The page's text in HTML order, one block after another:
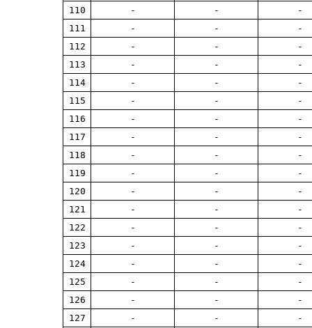
110
- -
-
111
- -
-
112
- -
-
113
- -
-
114
- -
-
115
- -
-
116
- -
-
117
- -
-
118
- -
-
119
- -
-
120
- -
-
121
- -
-
122
- -
-
123
- -
-
124
- -
-
125
- -
-
126
- -
-
127
- -
-